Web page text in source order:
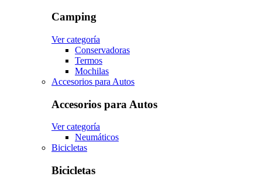
Camping
Ver categoría
Conservadoras
Termos
Mochilas
Accesorios para Autos
Accesorios para Autos
Ver categoría
Neumáticos
Bicicletas
Bicicletas